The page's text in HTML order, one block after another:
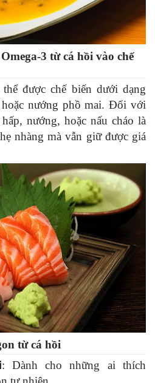
3 từ cá hồi vào chế
được chế biến dưới dạng
nướng phồ mai. Đối với
nướng, hoặc nấu cháo là
nhàng mà vẫn giữ được giá
từ cá hồi
: Dành cho những ai thích